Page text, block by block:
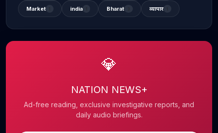
Market india Bharat व्यापार
💎
NATION NEWS+
Ad-free reading, exclusive investigative reports, and
daily audio briefings.